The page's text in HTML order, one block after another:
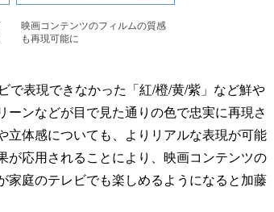
映画コンテンツのフィルムの質感
も再現可能に
で表現できなかった「紅/橙/黄/紫」など鮮や
ンなどが目で見た通りの色で忠実に再現さ
体感についても、よりリアルな表現が可能
応用されることにより、映画コンテンツの
庭のテレビでも楽しめるようになると加藤